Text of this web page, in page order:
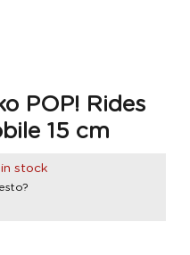
POP! Rides
15 cm
stock